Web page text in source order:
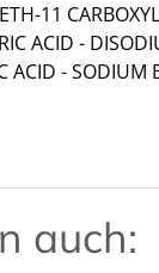
11
ACID -
ACID - SODIUM
auch: